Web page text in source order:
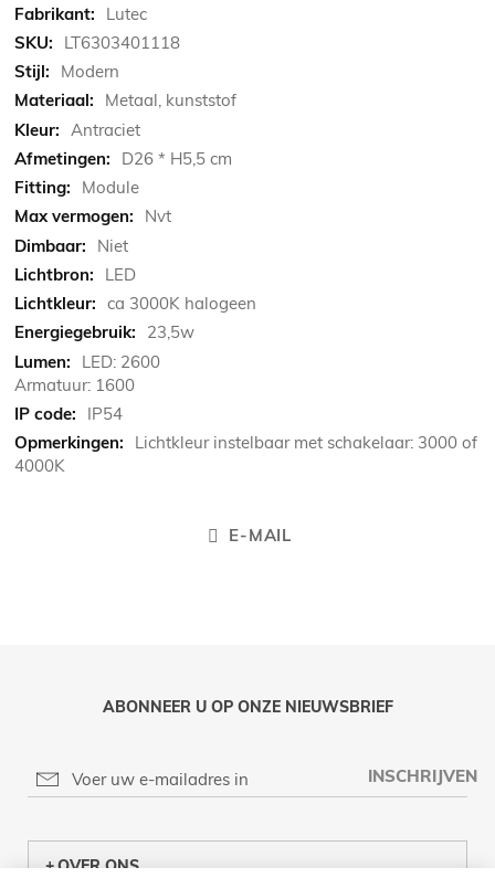
Meer
informatie
Lutec
LT6303401118
Modern
Metaal, kunststof
Antraciet
D26 * H5,5 cm
Module
Nvt
Niet
LED
ca 3000K halogeen
23,5w
LED: 2600
Armatuur: 1600
IP54
Lichtkleur instelbaar met schakelaar: 3000 of
4000K
E-MAIL
ABONNEER U OP ONZE NIEUWSBRIEF
INSCHRIJVEN
OVER ONS